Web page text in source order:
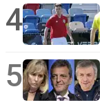
4
5